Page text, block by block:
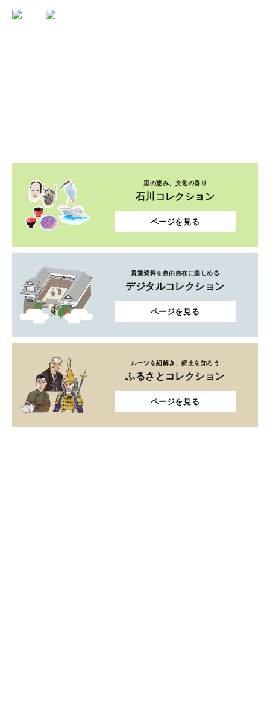
里の恵み、文化の香り
石川コレクション
ページを見る
貴重資料を自由自在に楽しめる
デジタルコレクション
ページを見る
ルーツを紐解き、郷土を知ろう
ふるさとコレクション
ページを見る